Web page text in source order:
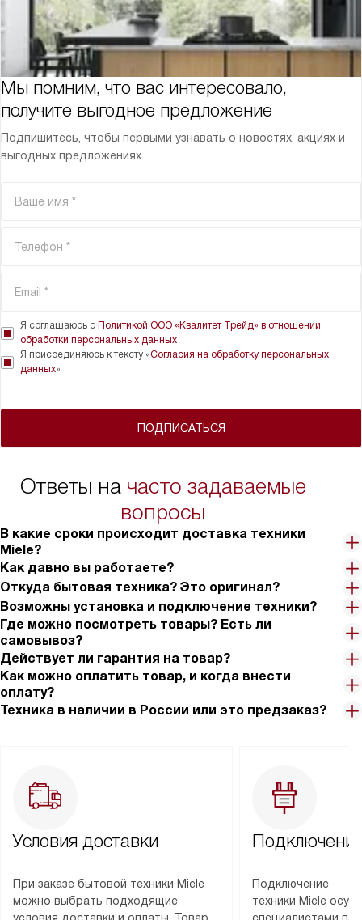
Мы помним, что вас интересовало,
получите выгодное предложение
Подпишитесь, чтобы первыми узнавать о новостях, акциях и
выгодных предложениях
ПОДПИСАТЬСЯ
Я соглашаюсь с Политикой ООО «Квалитет Трейд» в отношении
обработки персональных данных
Я присоединяюсь к тексту «Согласия на обработку персональных
данных»
Ответы на часто задаваемые
вопросы
В какие сроки происходит доставка техники
Miele?
Как давно вы работаете?
Откуда бытовая техника? Это оригинал?
Возможны установка и подключение техники?
Где можно посмотреть товары? Есть ли
самовывоз?
Действует ли гарантия на товар?
Как можно оплатить товар, и когда внести
оплату?
Техника в наличии в России или это предзаказ?
Условия доставки
При заказе бытовой техники Miele
можно выбрать подходящие
Подключение
техники Miele